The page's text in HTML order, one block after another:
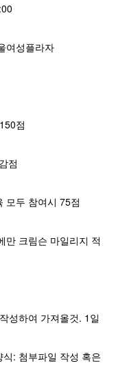
여성플라자
점
점
모두 참여시 75점
만 크림슨 마일리지 적
성하여 가져올것. 1일
: 첨부파일 작성 혹은